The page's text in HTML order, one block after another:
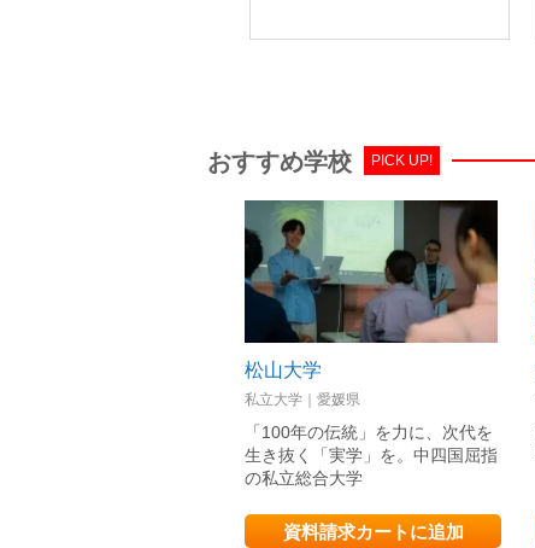
おすすめ学校 PICK UP!
松山大学
私立大学｜愛媛県
「100年の伝統」を力に、次代を
生き抜く「実学」を。中四国屈指
の私立総合大学
資料請求カートに追加